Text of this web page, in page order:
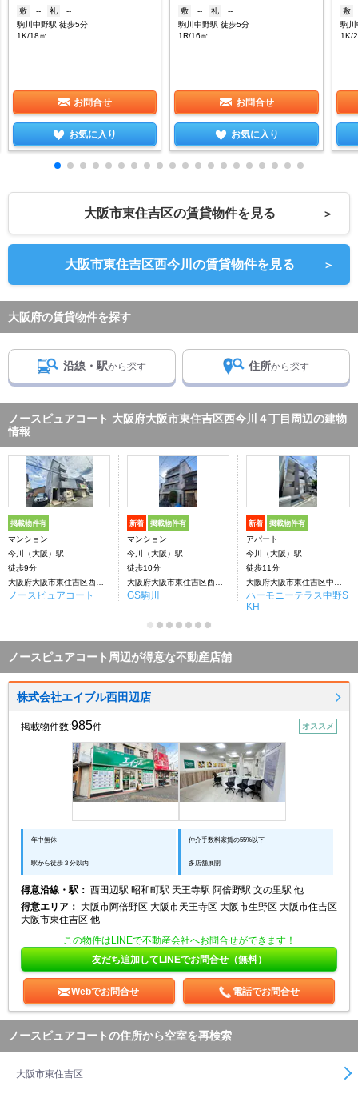
敷 -- 礼
--
駒川中野駅 徒歩5分
1K/18㎡
お問合せ
お気に入り
敷 -- 礼
--
駒川中野駅 徒歩5分
1R/16㎡
お問合せ
お気に入り
敷
駒川
1K/
大阪市東住吉区の賃貸物件を見る ＞
大阪市東住吉区西今川の賃貸物件を見る ＞
大阪府の賃貸物件を探す
沿線・駅から探す 住所から探す
ノースピュアコート 大阪府大阪市東住吉区西今川４丁目周辺の建物
情報
掲載物件有
マンション
今川（大阪）駅
徒歩9分
ノースピュアコート
新着 掲載物件有
マンション
今川（大阪）駅
徒歩10分
GS駒川
新着 掲載物件有
アパート
今川（大阪）駅
徒歩11分
ハーモニーテラス中野S
KH
ノースピュアコート周辺が得意な不動産店舗
株式会社エイブル西田辺店
掲載物件数:985件 オススメ
年中無休 仲介手数料家賃の55%以下
駅から徒歩３分以内 多店舗展開
得意沿線・駅： 西田辺駅 昭和町駅 天王寺駅 阿倍野駅 文の里駅 他
得意エリア： 大阪市阿倍野区 大阪市天王寺区 大阪市生野区 大阪市住吉区
大阪市東住吉区 他
この物件はLINEで不動産会社へお問合せができます！
友だち追加してLINEでお問合せ（無料）
Webでお問合せ 電話でお問合せ
ノースピュアコートの住所から空室を再検索
大阪市東住吉区